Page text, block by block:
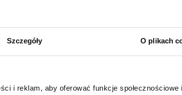
Szczegóły O plikach
i reklam, aby oferować funkcje społecznościowe
mieszkania.
Telefon (opcjonalne)
Administratorem